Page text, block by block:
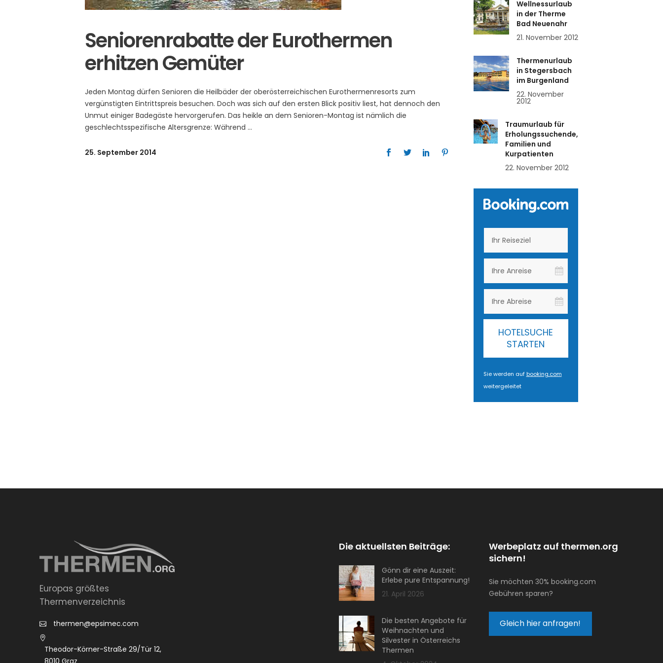
Seniorenrabatte der Eurothermen
erhitzen Gemüter
Jeden Montag dürfen Senioren die Heilbäder der oberösterreichischen Eurothermenresorts zum
vergünstigten Eintrittspreis besuchen. Doch was sich auf den ersten Blick positiv liest, hat dennoch den
Unmut einiger Badegäste hervorgerufen. Das heikle an dem Senioren-Montag ist nämlich die
geschlechtsspezifische Altersgrenze: Während
25. September 2014
Wellnessurlaub
in der Therme
Bad Neuenahr
21. November 2012
Thermenurlaub
in Stegersbach
im Burgenland
22. November
2012
Traumurlaub für
Erholungssuchende,
Familien und
Kurpatienten
22. November 2012
HOTELSUCHE
STARTEN
Sie werden aufbooking.com
weitergeleitet
Europas größtes
Thermenverzeichnis
thermen@epsimec.com
Theodor-Körner-Straße 29/Tür 12,
8010 Graz
Die aktuellsten Beiträge:
Gönn dir eine Auszeit:
Erlebe pure Entspannung!
21. April 2026
Die besten Angebote für
Weihnachten und
Silvester in Österreichs
Thermen
Werbeplatz auf thermen.org
sichern!
Sie möchten 30% booking.com
Gebühren sparen?
Gleich hier anfragen!